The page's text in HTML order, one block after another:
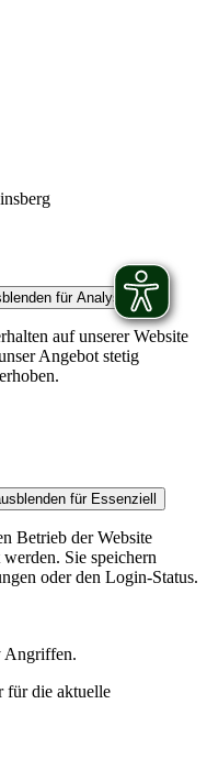
für Analyse
auf unserer Website
Angebot stetig
für Essenziell
Betrieb der Website
Sie speichern
oder den Login-Status.
Angriffen.
für die aktuelle